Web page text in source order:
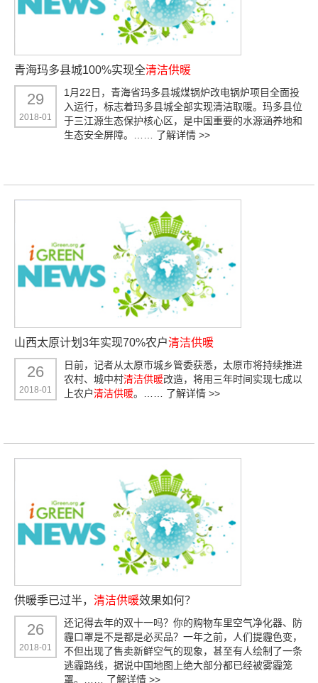
青海玛多县城100%实现全清洁供暖
29
2018-01
1月22日，青海省玛多县城煤锅炉改电锅炉项目全面投
入运行，标志着玛多县城全部实现清洁取暖。玛多县位
于三江源生态保护核心区，是中国重要的水源涵养地和
生态安全屏障。…… 了解详情 >>
山西太原计划3年实现70%农户清洁供暖
26
2018-01
日前，记者从太原市城乡管委获悉，太原市将持续推进
农村、城中村清洁供暖改造，将用三年时间实现七成以
上农户清洁供暖。…… 了解详情 >>
供暖季已过半， 清洁供暖效果如何？
26
2018-01
还记得去年的双十一吗？你的购物车里空气净化器、防
霾口罩是不是都是必买品？一年之前，人们提霾色变，
不但出现了售卖新鲜空气的现象，甚至有人绘制了一条
逃霾路线，据说中国地图上绝大部分都已经被雾霾笼
罩。…… 了解详情 >>